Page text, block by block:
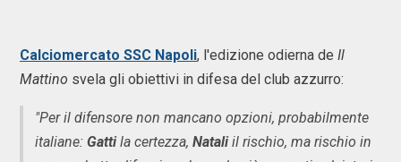
Calciomercato SSC Napoli, l'edizione odierna de Il
Mattino svela gli obiettivi in difesa del club azzurro:
"Per il difensore non mancano opzioni, probabilmente
italiane: Gattila certezza, Nataliil rischio, ma rischio in